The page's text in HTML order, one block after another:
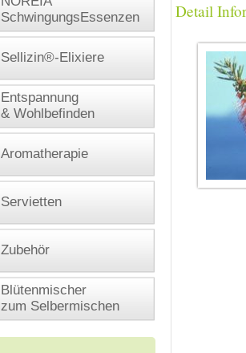
SchwingungsEssenzen
Sellizin®-Elixiere
Entspannung
& Wohlbefinden
Aromatherapie
Servietten
Zubehör
Blütenmischer
zum Selbermischen
Detail